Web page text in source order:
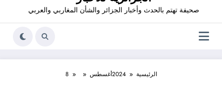
صحيفة تهتم بالحدث وأخبار الجزائر والشأن المغاربي والعربي
الرئيسية 2024أغسطس 8